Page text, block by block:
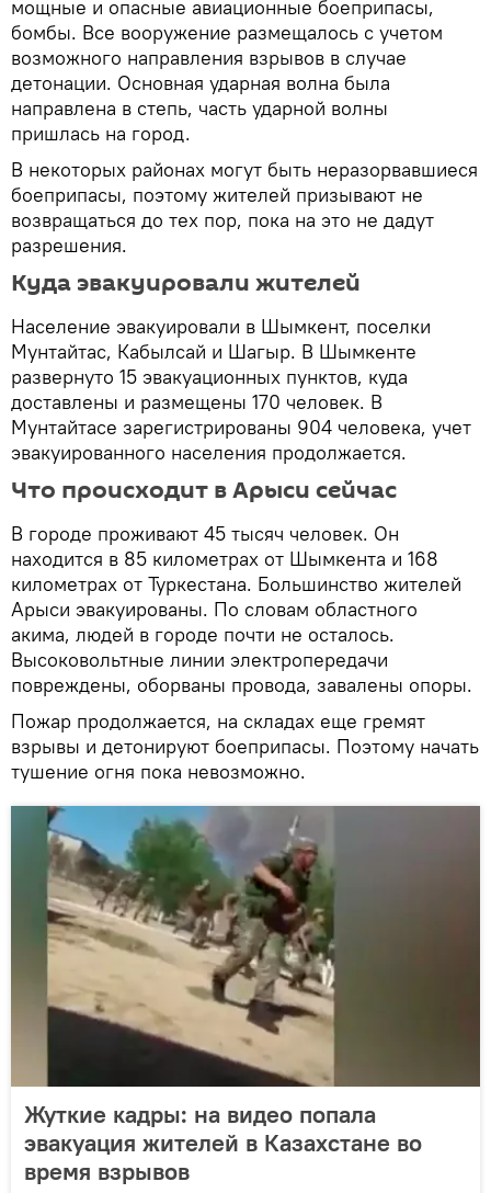
мощные и опасные авиационные боеприпасы,
бомбы. Все вооружение размещалось с учетом
возможного направления взрывов в случае
детонации. Основная ударная волна была
направлена в степь, часть ударной волны
пришлась на город.
В некоторых районах могут быть неразорвавшиеся
боеприпасы, поэтому жителей призывают не
возвращаться до тех пор, пока на это не дадут
разрешения.
Куда эвакуировали жителей
Население эвакуировали в Шымкент, поселки
Мунтайтас, Кабылсай и Шагыр. В Шымкенте
развернуто 15 эвакуационных пунктов, куда
доставлены и размещены 170 человек. В
Мунтайтасе зарегистрированы 904 человека, учет
эвакуированного населения продолжается.
Что происходит в Арыси сейчас
В городе проживают 45 тысяч человек. Он
находится в 85 километрах от Шымкента и 168
километрах от Туркестана. Большинство жителей
Арыси эвакуированы. По словам областного
акима, людей в городе почти не осталось.
Высоковольтные линии электропередачи
повреждены, оборваны провода, завалены опоры.
Пожар продолжается, на складах еще гремят
взрывы и детонируют боеприпасы. Поэтому начать
тушение огня пока невозможно.
Жуткие кадры: на видео попала
эвакуация жителей в Казахстане во
время взрывов